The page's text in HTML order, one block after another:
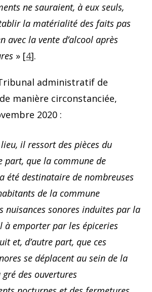
ne sauraient, à eux seuls,
la matérialité des faits pas
avec la vente d’alcool après
» [4].
administratif de
manière circonstanciée,
2020 :
il ressort des pièces du
part, que la commune de
été destinataire de nombreuses
de la commune
nuisances sonores induites par la
à emporter par les épiceries
et, d’autre part, que ces
se déplacent au sein de la
des ouvertures